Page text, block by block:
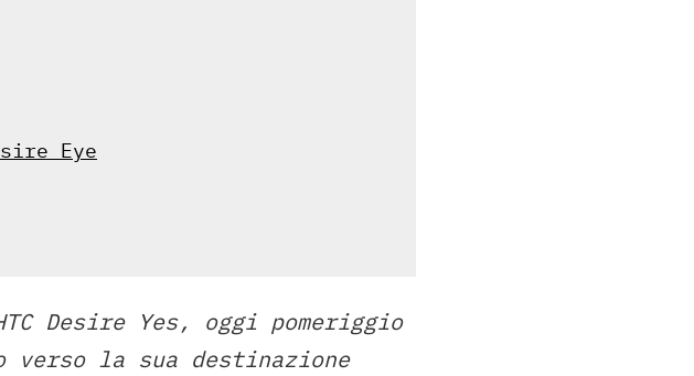
Eye
Desire Yes, oggi pomeriggio
la sua destinazione